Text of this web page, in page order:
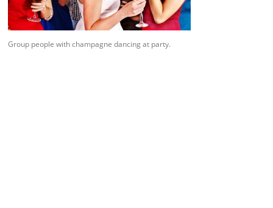
Group people with champagne dancing at party.